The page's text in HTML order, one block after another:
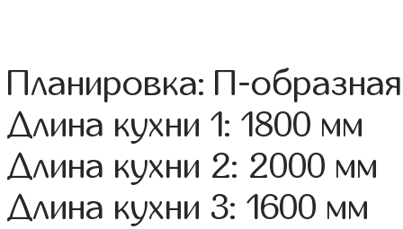
Планировка: П-образная
Длина кухни 1: 1800 мм
Длина кухни 2: 2000 мм
Длина кухни 3: 1600 мм